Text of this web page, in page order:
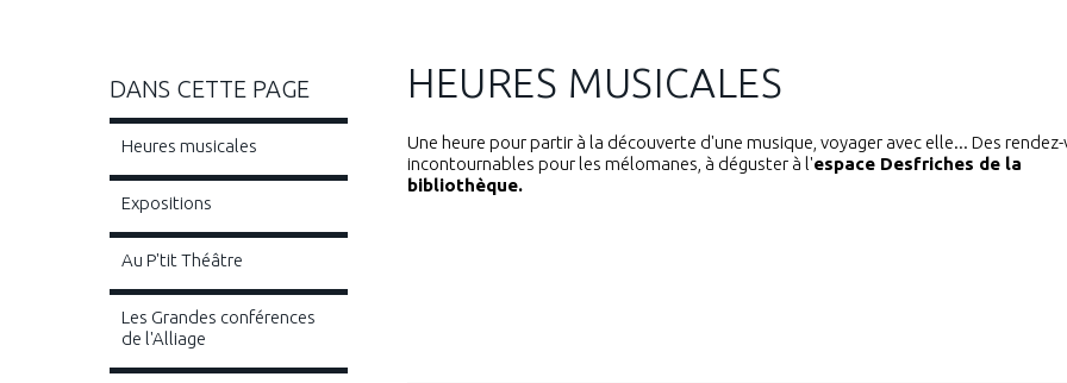
DANS CETTE PAGE
Heures musicales
Expositions
Au P'tit Théâtre
Les Grandes conférences
de l'Alliage
HEURES MUSICALES
Une heure pour partir à la découverte d'une musique, voyager avec elle... Des
incontournables pour les mélomanes, à déguster à l'espace Desfriches de la
bibliothèque.